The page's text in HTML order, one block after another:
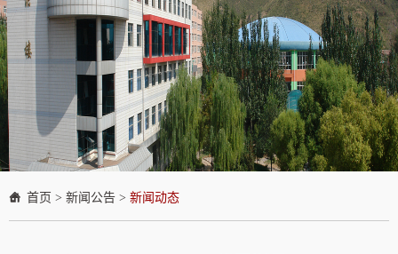
首页 > 新闻公告 > 新闻动态